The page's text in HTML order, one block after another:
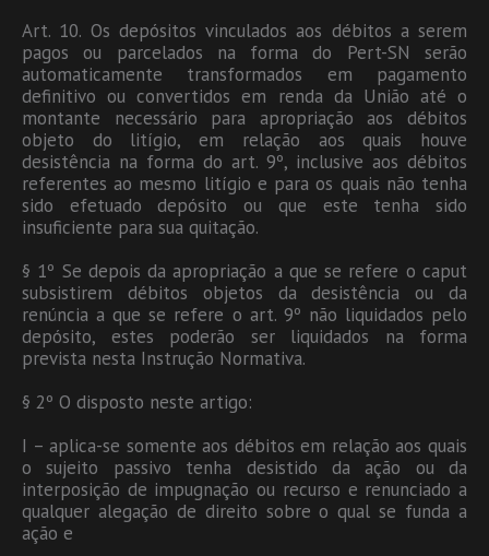
Art. 10. Os depósitos vinculados aos débitos a serem
pagos ou parcelados na forma do Pert-SN serão
automaticamente transformados em pagamento
definitivo ou convertidos em renda da União até o
montante necessário para apropriação aos débitos
objeto do litígio, em relação aos quais houve
desistência na forma do art. 9º, inclusive aos débitos
referentes ao mesmo litígio e para os quais não tenha
sido efetuado depósito ou que este tenha sido
insuficiente para sua quitação.
§ 1º Se depois da apropriação a que se refere o caput
subsistirem débitos objetos da desistência ou da
renúncia a que se refere o art. 9º não liquidados pelo
depósito, estes poderão ser liquidados na forma
prevista nesta Instrução Normativa.
§ 2º O disposto neste artigo:
I – aplica-se somente aos débitos em relação aos quais
o sujeito passivo tenha desistido da ação ou da
interposição de impugnação ou recurso e renunciado a
qualquer alegação de direito sobre o qual se funda a
ação e